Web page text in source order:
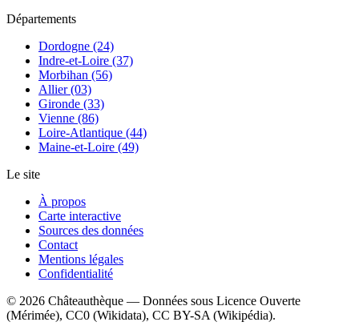
Départements
Dordogne (24)
Indre-et-Loire (37)
Morbihan (56)
Allier (03)
Gironde (33)
Vienne (86)
Loire-Atlantique (44)
Maine-et-Loire (49)
Le site
À propos
Carte interactive
Sources des données
Contact
Mentions légales
Confidentialité
© 2026 Châteauthèque — Données sous Licence Ouverte
(Mérimée), CC0 (Wikidata), CC BY-SA (Wikipédia).